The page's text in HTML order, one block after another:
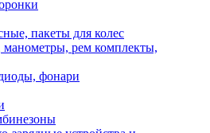
пакеты для колес
рем комплекты,
фонари